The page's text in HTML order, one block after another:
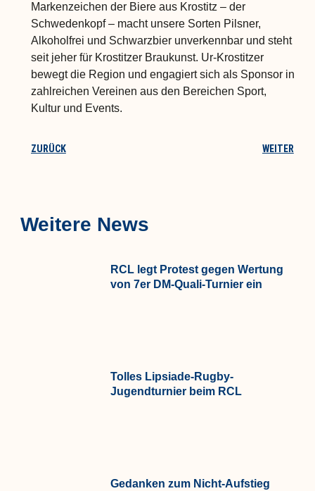
Markenzeichen der Biere aus Krostitz – der
Schwedenkopf – macht unsere Sorten Pilsner,
Alkoholfrei und Schwarzbier unverkennbar und steht
seit jeher für Krostitzer Braukunst. Ur-Krostitzer
bewegt die Region und engagiert sich als Sponsor in
zahlreichen Vereinen aus den Bereichen Sport,
Kultur und Events.
ZURÜCK WEITER
Weitere News
RCL legt Protest gegen Wertung
von 7er DM-Quali-Turnier ein
Tolles Lipsiade-Rugby-
Jugendturnier beim RCL
Gedanken zum Nicht-Aufstieg